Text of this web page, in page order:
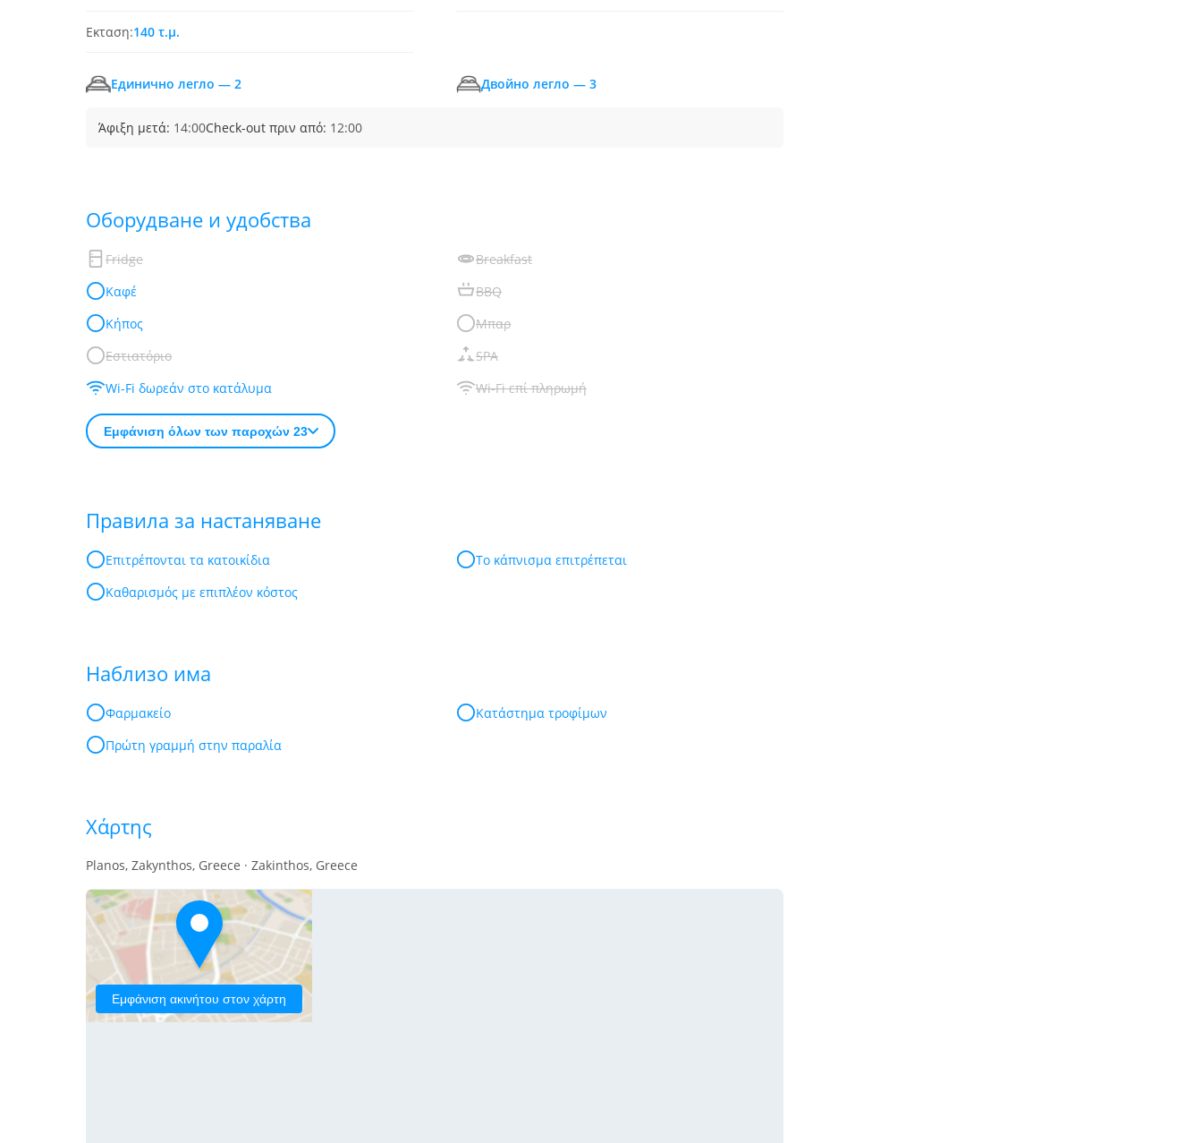
Εκταση:140 τ.μ.
Единично легло — 2 Двойно легло — 3
Άφιξη μετά: 14:00Check-out πριν από: 12:00
Обoрудване и удобства
Fridge
Breakfast
Καφέ
BBQ
Κήπος
Μπαρ
Εστιατόριο
SPA
Wi-Fi δωρεάν στο κατάλυμα
Wi-Fi επί πληρωμή
Εμφάνιση όλων των παροχών 23
Правила за настаняване
Επιτρέπονται τα κατοικίδια
Το κάπνισμα επιτρέπεται
Καθαρισμός με επιπλέον κόστος
Наблизо има
Φαρμακείο
Κατάστημα τροφίμων
Πρώτη γραμμή στην παραλία
Χάρτης
Planos, Zakynthos, Greece · Zakinthos, Greece
Εμφάνιση ακινήτου στον χάρτη